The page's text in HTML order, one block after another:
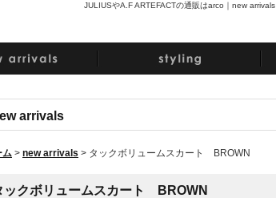
JULIUSやA.F ARTEFACTの通販はarco｜ new arrivals
arrivals
ム > new arrivals > タックボリュームスカート BROWN
ックボリュームスカート BROWN